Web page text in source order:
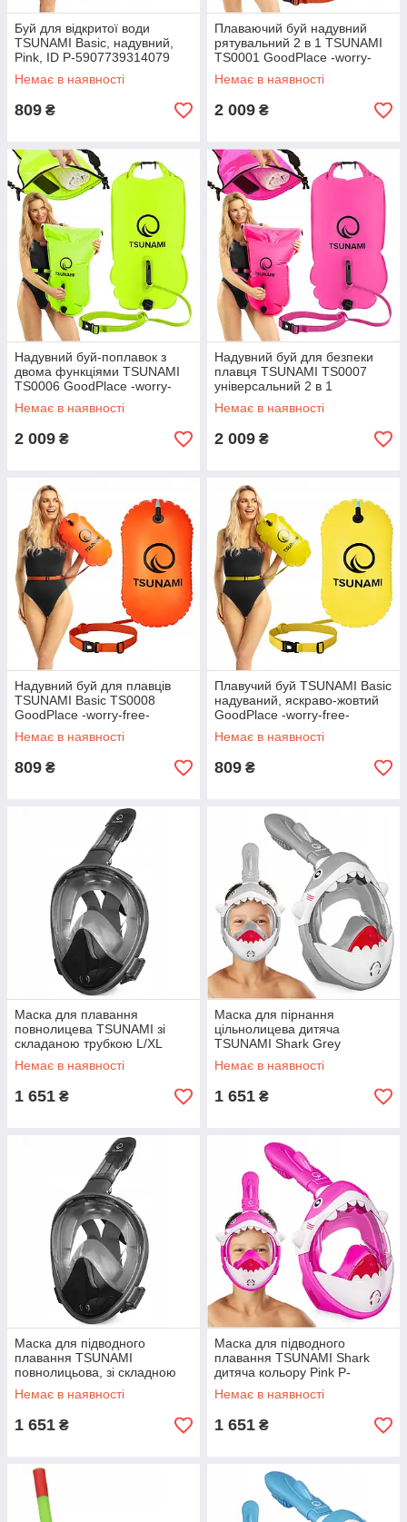
Буй для відкритої води
TSUNAMI Basic, надувний,
Pink, ID P-5907739314079
GoodPlace -worry-free-
shopping-
Немає в наявності
809 ₴
Плаваючий буй надувний
рятувальний 2 в 1 TSUNAMI
TS0001 GoodPlace -worry-
free-shopping-
Немає в наявності
2 009 ₴
Надувний буй-поплавок з
двома функціями TSUNAMI
TS0006 GoodPlace -worry-
free-shopping-
Немає в наявності
2 009 ₴
Надувний буй для безпеки
плавця TSUNAMI TS0007
універсальний 2 в 1
GoodPlace -worry-free-
shopping-
Немає в наявності
2 009 ₴
Надувний буй для плавців
TSUNAMI Basic TS0008
GoodPlace -worry-free-
shopping-
Немає в наявності
809 ₴
Плавучий буй TSUNAMI Basic
надуваний, яскраво-жовтий
GoodPlace -worry-free-
shopping-
Немає в наявності
809 ₴
Маска для плавання
повнолицева TSUNAMI зі
складаною трубкою L/XL
сірий GoodPlace -worry-free-
shopping-
Немає в наявності
1 651 ₴
Маска для пірнання
цільнолицева дитяча
TSUNAMI Shark Grey
GoodPlace -worry-free-
shopping-
Немає в наявності
1 651 ₴
Маска для підводного
плавання TSUNAMI
повнолицьова, зі складною
трубкою, розмір S/M, Grey P-
5907739318183 GoodPlace
Немає в наявності
1 651 ₴
Маска для підводного
плавання TSUNAMI Shark
дитяча кольору Pink P-
5905973405430 GoodPlace -
worry-free-shopping-
Немає в наявності
1 651 ₴